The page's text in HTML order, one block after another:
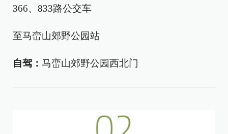
366、833路公交车
至马峦山郊野公园站
自驾： 马峦山郊野公园西北门